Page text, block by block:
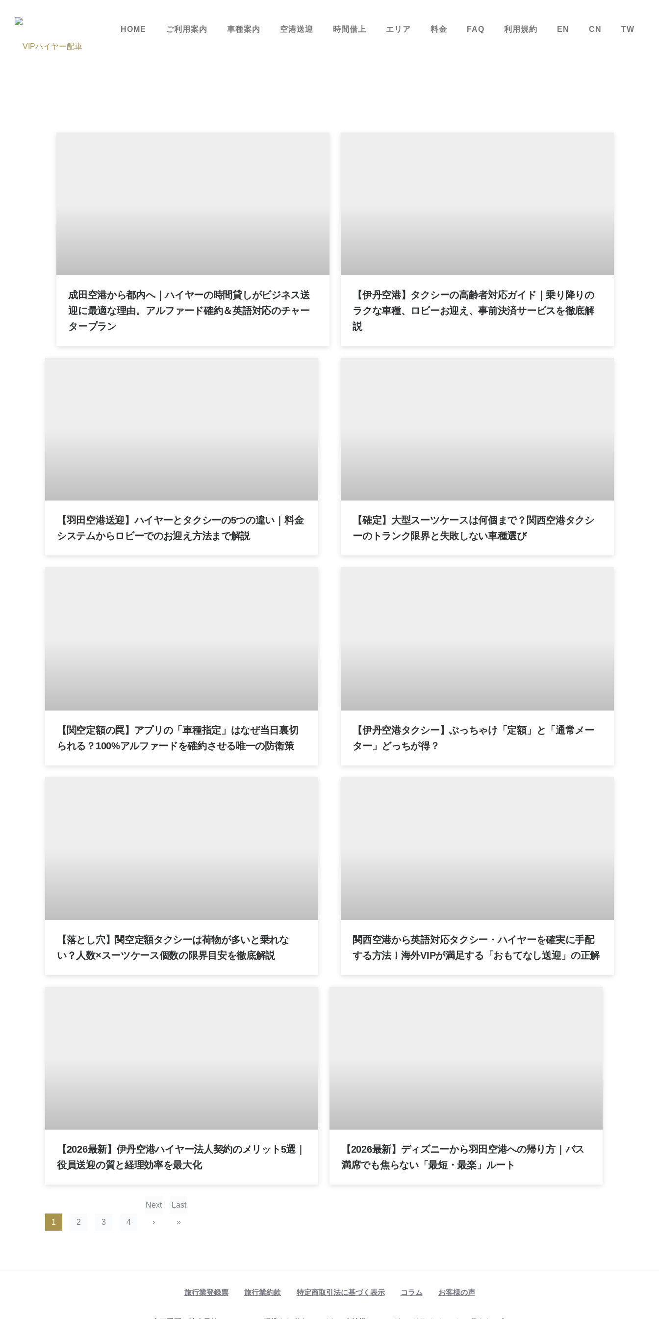
HOME ご利用案内 車種案内 空港送迎 時間借上 エリア 料金 FAQ 利用規約 EN CN TW
成田空港から都内へ｜ハイヤーの時間貸しがビジネス送
迎に最適な理由。アルファード確約＆英語対応のチャー
タープラン
【伊丹空港】タクシーの高齢者対応ガイド｜乗り降りの
ラクな車種、ロビーお迎え、事前決済サービスを徹底解
説
【羽田空港送迎】ハイヤーとタクシーの5つの違い｜料金
システムからロビーでのお迎え方法まで解説
【確定】大型スーツケースは何個まで？関西空港タクシ
ーのトランク限界と失敗しない車種選び
【関空定額の罠】アプリの「車種指定」はなぜ当日裏切
られる？100%アルファードを確約させる唯一の防衛策
【伊丹空港タクシー】ぶっちゃけ「定額」と「通常メー
ター」どっちが得？
【落とし穴】関空定額タクシーは荷物が多いと乗れな
い？人数×スーツケース個数の限界目安を徹底解説
関西空港から英語対応タクシー・ハイヤーを確実に手配
する方法！海外VIPが満足する「おもてなし送迎」の正解
【2026最新】伊丹空港ハイヤー法人契約のメリット5選｜
役員送迎の質と経理効率を最大化
【2026最新】ディズニーから羽田空港への帰り方｜バス
満席でも焦らない「最短・最楽」ルート
1 2 3 4
Next
›
Last
»
旅行業登録票 旅行業約款 特定商取引法に基づく表示 コラム お客様の声